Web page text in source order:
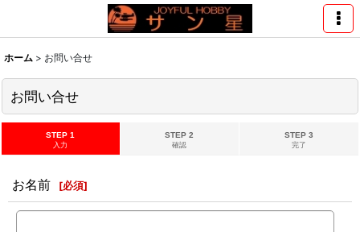
ホーム > お問い合せ
お問い合せ
STEP 1
入力
STEP 2
確認
STEP 3
完了
お名前 [必須]